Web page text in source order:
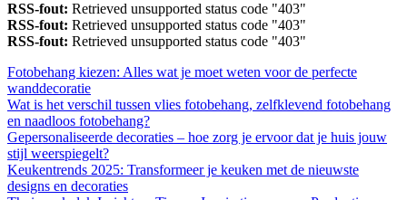
RSS-fout: Retrieved unsupported status code "403"
RSS-fout: Retrieved unsupported status code "403"
RSS-fout: Retrieved unsupported status code "403"
Fotobehang kiezen: Alles wat je moet weten voor de perfecte
wanddecoratie
Wat is het verschil tussen vlies fotobehang, zelfklevend fotobehang
en naadloos fotobehang?
Gepersonaliseerde decoraties – hoe zorg je ervoor dat je huis jouw
stijl weerspiegelt?
Keukentrends 2025: Transformeer je keuken met de nieuwste
designs en decoraties